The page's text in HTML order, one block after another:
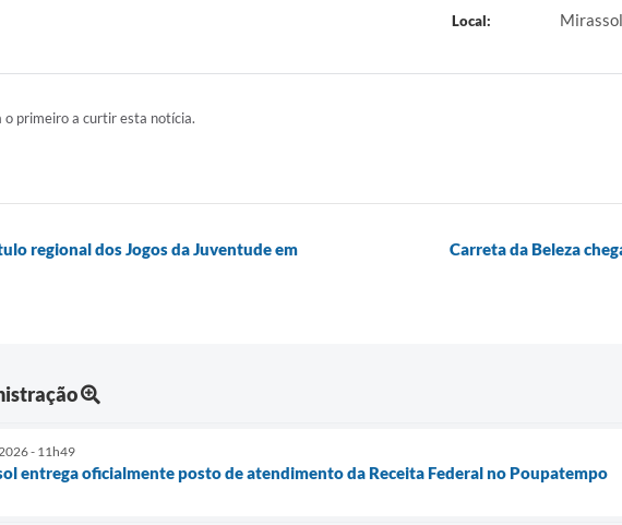
Local: Mirassol
o primeiro a curtir esta notícia.
regional dos Jogos da Juventude em
Carreta da Beleza
- 11h49
entrega oficialmente posto de atendimento da Receita Federal no Poupatempo